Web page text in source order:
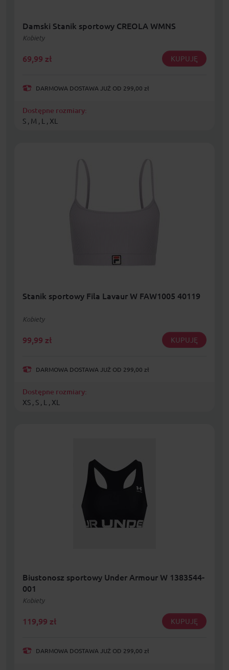
Damski Stanik sportowy CREOLA WMNS
Kobiety
69,99 zł KUPUJĘ
DARMOWA DOSTAWA JUŻ OD 299,00 zł
Dostępne rozmiary:
S , M , L , XL
Stanik sportowy Fila Lavaur W FAW1005 40119
Kobiety
99,99 zł KUPUJĘ
DARMOWA DOSTAWA JUŻ OD 299,00 zł
Dostępne rozmiary:
XS , S , L , XL
Biustonosz sportowy Under Armour W 1383544-
001
Kobiety
119,99 zł KUPUJĘ
DARMOWA DOSTAWA JUŻ OD 299,00 zł